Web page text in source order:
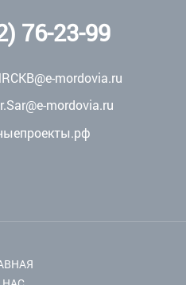
76-23-99
mordovia.ru
mordovia.ru